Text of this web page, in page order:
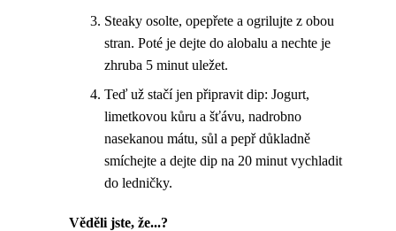
Steaky osolte, opepřete a ogrilujte z obou
stran. Poté je dejte do alobalu a nechte je
zhruba 5 minut uležet.
Teď už stačí jen připravit dip: Jogurt,
limetkovou kůru a šťávu, nadrobno
nasekanou mátu, sůl a pepř důkladně
smíchejte a dejte dip na 20 minut vychladit
do ledničky.
Věděli jste, že...?